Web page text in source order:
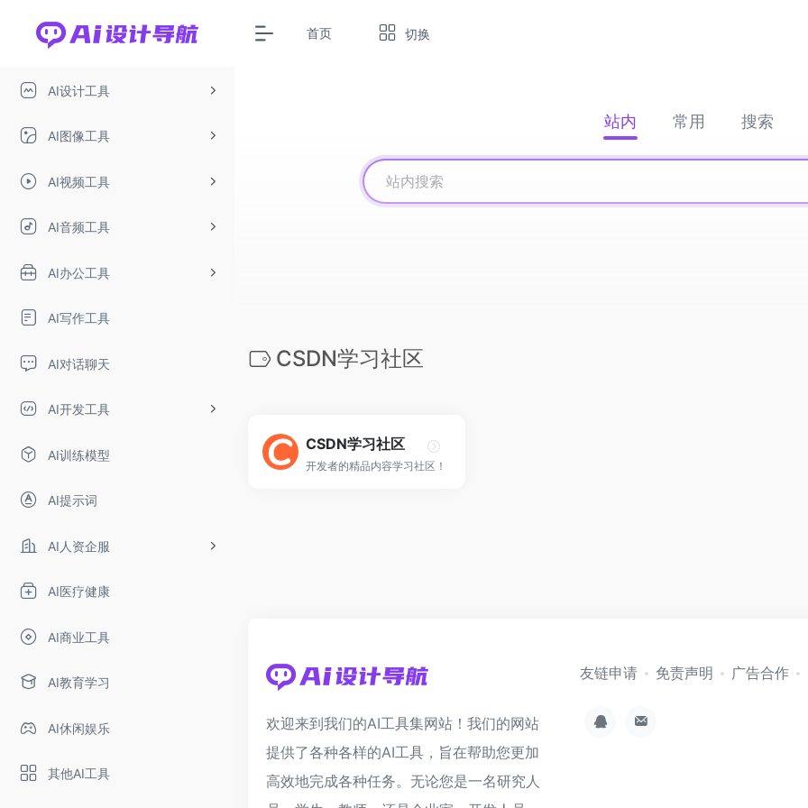
AI设计工具
AI图像工具
AI视频工具
AI音频工具
AI办公工具
AI写作工具
AI对话聊天
AI开发工具
AI训练模型
AI提示词
AI人资企服
AI医疗健康
AI商业工具
AI教育学习
AI休闲娱乐
其他AI工具
首页 切换
站内 常用 搜索
CSDN学习社区
CSDN学习社区
开发者的精品内容学习社区！
欢迎来到我们的AI工具集网站！我们的网站
提供了各种各样的AI工具，旨在帮助您更加
高效地完成各种任务。无论您是一名研究人
友链申请 免责声明 广告合作